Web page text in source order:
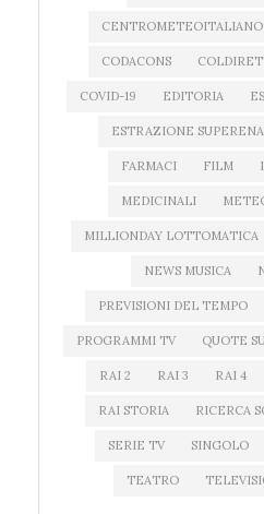
CENTROMETEOITALIANO
CODACONS
COVID-19 EDITORIA
ESTRAZIONE
FARMACI FILM
MEDICINALI
MILLIONDAY LOTTOMATICA
NEWS MUSICA
PREVISIONI DEL TEMPO
PROGRAMMI TV QUOTE
RAI 2 RAI 3 RAI 4
RAI STORIA RICERCA
SERIE TV SINGOLO
TEATRO